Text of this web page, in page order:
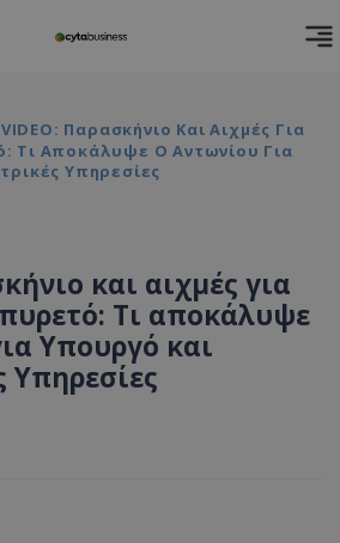
VIDEO: Παρασκήνιο Και Αιχμές Για
Τι Αποκάλυψε Ο Αντωνίου Για
Υπηρεσίες
και αιχμές για
Τι αποκάλυψε
Υπουργό και
Υπηρεσίες